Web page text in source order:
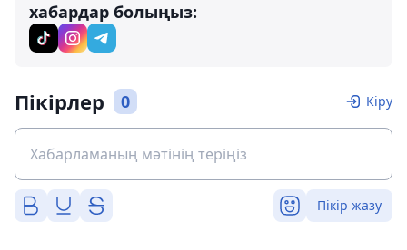
хабардар болыңыз:
Пікірлер 0 Кіру
Пікір жазу